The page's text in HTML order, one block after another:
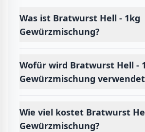
Was ist Bratwurst Hell - 1kg
Gewürzmischung?
Wofür wird Bratwurst Hell -
Gewürzmischung
Wie viel kostet Bratwurst
Gewürzmischung?